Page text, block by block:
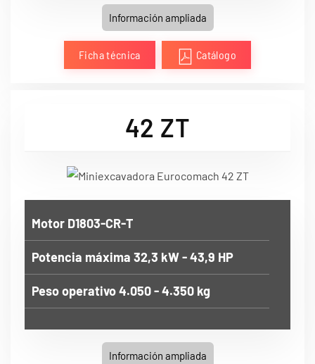
Información ampliada
Ficha técnica Catálogo
42 ZT
Motor D1803-CR-T
Potencia máxima 32,3 kW - 43,9 HP
Peso operativo 4.050 - 4.350 kg
Información ampliada